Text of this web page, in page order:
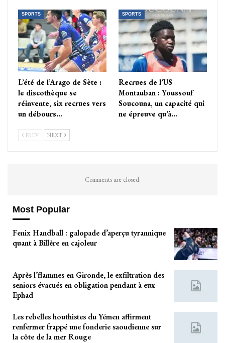
SPORTS
L’été de l’Arago de Sète :
le discothèque se
réinvente, six recrues vers
un débours…
SPORTS
Recrues de l’US
Montauban : Youssouf
Soucouna, un capacité qui
ne épreuve qu’à…
PREV NEXT
Comments are closed.
Most Popular
Fenix Handball : galopade d’aperçu tyrannique
quant à Billère en cajoleur
Après l’flammes en Gironde, le exfiltration des
seniors évacués en obligation pendant à eux
Ephad
Les rebelles houthistes du Yémen affirment
renfermer frappé une fonderie saoudienne sur
la côte de la mer Rouge